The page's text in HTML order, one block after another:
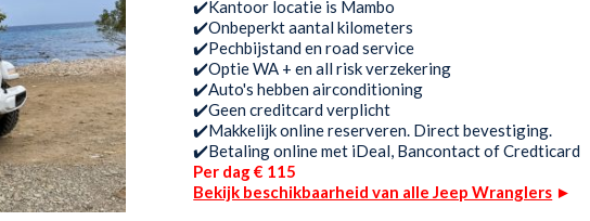
✔️Kantoor locatie is Mambo
✔️Onbeperkt aantal kilometers
✔️Pechbijstand en road service
✔️Optie WA + en all risk verzekering
✔️Auto's hebben airconditioning
✔️Geen creditcard verplicht
✔️Makkelijk online reserveren. Direct bevestiging.
✔️Betaling online met iDeal, Bancontact of Credticard
Per dag € 115
Bekijk beschikbaarheid van alle Jeep Wranglers ►